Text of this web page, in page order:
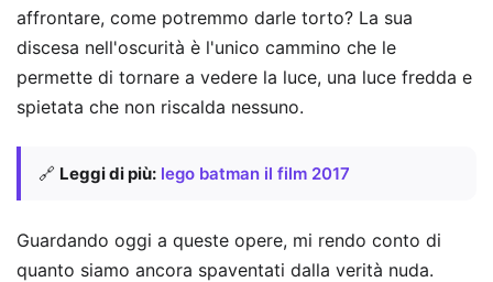
affrontare, come potremmo darle torto? La sua
discesa nell'oscurità è l'unico cammino che le
permette di tornare a vedere la luce, una luce fredda e
spietata che non riscalda nessuno.
🔗 Leggi di più: lego batman il film 2017
Guardando oggi a queste opere, mi rendo conto di
quanto siamo ancora spaventati dalla verità nuda.